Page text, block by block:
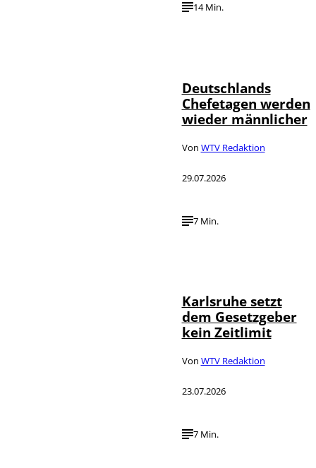
14 Min.
Deutschlands
Chefetagen werden
wieder männlicher
Von WTV Redaktion
29.07.2026
7 Min.
Karlsruhe setzt
dem Gesetzgeber
kein Zeitlimit
Von WTV Redaktion
23.07.2026
7 Min.